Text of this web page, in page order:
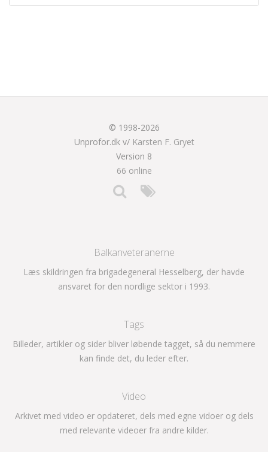
© 1998-2026
Unprofor.dk v/ Karsten F. Gryet
Version 8
66 online
Balkanveteranerne
Læs skildringen fra brigadegeneral Hesselberg, der havde
ansvaret for den nordlige sektor i 1993.
Tags
Billeder, artikler og sider bliver løbende tagget, så du nemmere
kan finde det, du leder efter.
Video
Arkivet med video er opdateret, dels med egne vidoer og dels
med relevante videoer fra andre kilder.